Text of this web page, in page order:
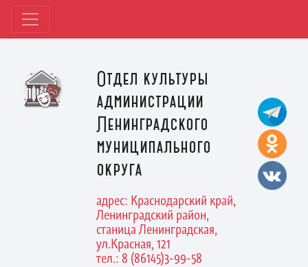
Отдел культуры
администрации
Ленинградского
муниципального
округа
адрес: Краснодарский край,
Ленинградский район,
станица Ленинградская,
ул.Красная, 121
тел.: 8 (86145)3-99-58